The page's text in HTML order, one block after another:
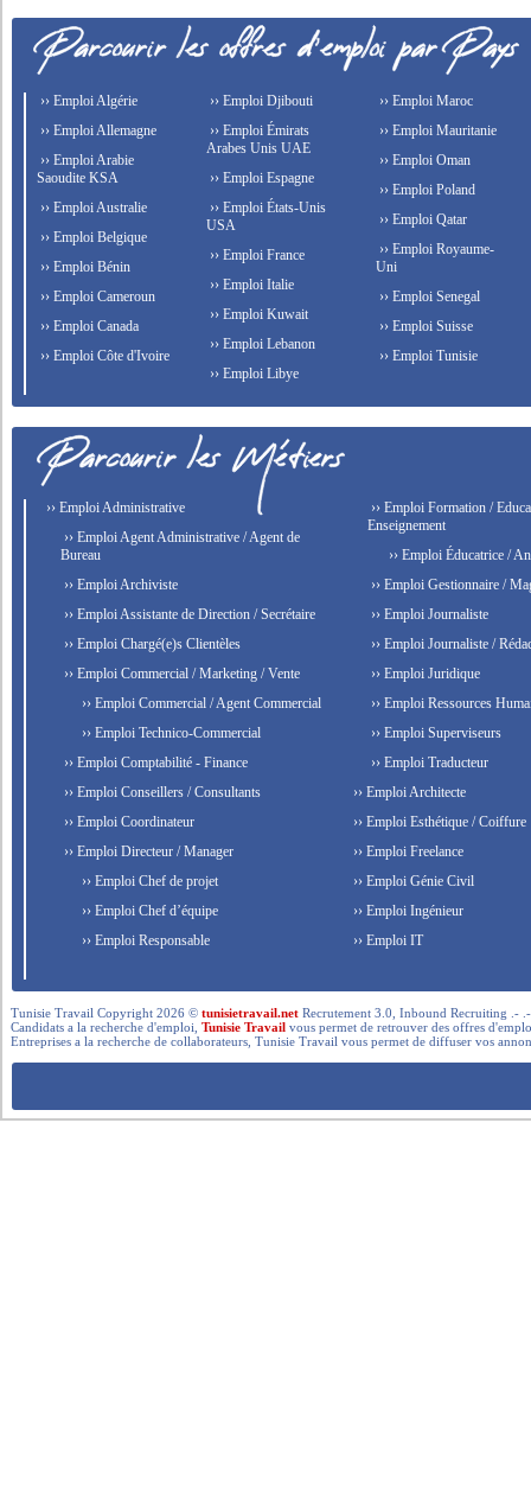
›› Emploi Algérie
›› Emploi Allemagne
›› Emploi Arabie
Saoudite KSA
›› Emploi Australie
›› Emploi Belgique
›› Emploi Bénin
›› Emploi Cameroun
›› Emploi Canada
›› Emploi Côte d'Ivoire
›› Emploi Djibouti
›› Emploi Émirats
Arabes Unis UAE
›› Emploi Espagne
›› Emploi États-Unis
USA
›› Emploi France
›› Emploi Italie
›› Emploi Kuwait
›› Emploi Lebanon
›› Emploi Libye
›› Emploi Maroc
›› Emploi Mauritanie
›› Emploi Oman
›› Emploi Poland
›› Emploi Qatar
›› Emploi Royaume-
Uni
›› Emploi Senegal
›› Emploi Suisse
›› Emploi Tunisie
›› Emploi Administrative
›› Emploi Agent Administrative / Agent de
Bureau
›› Emploi Archiviste
›› Emploi Assistante de Direction / Secrétaire
›› Emploi Chargé(e)s Clientèles
›› Emploi Commercial / Marketing / Vente
›› Emploi Commercial / Agent Commercial
›› Emploi Technico-Commercial
›› Emploi Comptabilité - Finance
›› Emploi Conseillers / Consultants
›› Emploi Coordinateur
›› Emploi Directeur / Manager
›› Emploi Chef de projet
›› Emploi Chef d’équipe
›› Emploi Responsable
›› Emploi Formation /
Enseignement
›› Emploi Éducatrice /
›› Emploi Gestionnaire /
›› Emploi Journaliste
›› Emploi Journaliste /
›› Emploi Juridique
›› Emploi Ressources
›› Emploi Superviseurs
›› Emploi Traducteur
›› Emploi Architecte
›› Emploi Esthétique / Coiffure
›› Emploi Freelance
›› Emploi Génie Civil
›› Emploi Ingénieur
›› Emploi IT
Tunisie Travail Copyright 2026 ©tunisietravail.net Recrutement 3.0, Inbound Recruiting .-
Candidats a la recherche d'emploi,Tunisie Travail vous permet de retrouver des offres
Entreprises a la recherche de collaborateurs, Tunisie Travail vous permet de diffuser vos